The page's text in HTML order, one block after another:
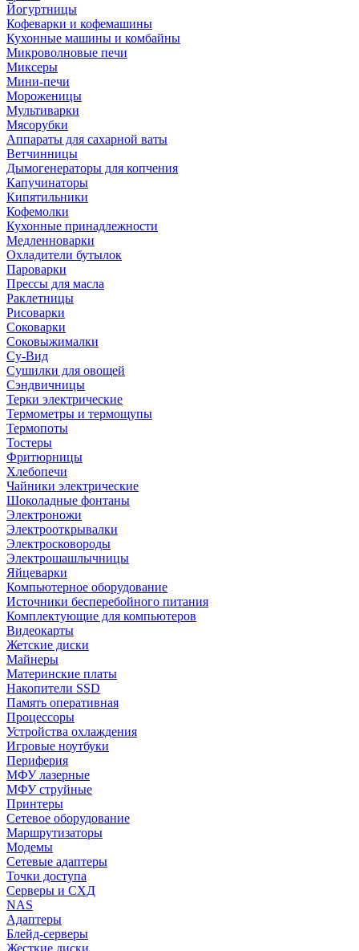
Йогуртницы
Кофеварки и кофемашины
Кухонные машины и комбайны
Микроволновые печи
Миксеры
Мини-печи
Мороженицы
Мультиварки
Мясорубки
Аппараты для сахарной ваты
Ветчинницы
Дымогенераторы для копчения
Капучинаторы
Кипятильники
Кофемолки
Кухонные принадлежности
Медленноварки
Охладители бутылок
Пароварки
Прессы для масла
Раклетницы
Рисоварки
Соковарки
Соковыжималки
Су-Вид
Сушилки для овощей
Сэндвичницы
Терки электрические
Термометры и термощупы
Термопоты
Тостеры
Фритюрницы
Хлебопечи
Чайники электрические
Шоколадные фонтаны
Электроножи
Электрооткрывалки
Электросковороды
Электрошашлычницы
Яйцеварки
Компьютерное оборудование
Источники бесперебойного питания
Комплектующие для компьютеров
Видеокарты
Жетские диски
Майнеры
Материнские платы
Накопители SSD
Память оперативная
Процессоры
Устройства охлаждения
Игровые ноутбуки
Периферия
МФУ лазерные
МФУ струйные
Принтеры
Сетевое оборудование
Маршрутизаторы
Модемы
Сетевые адаптеры
Точки доступа
Серверы и СХД
NAS
Адаптеры
Блейд-серверы
Жесткие диски